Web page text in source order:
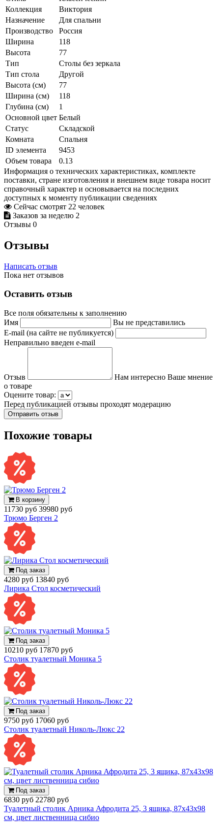
Коллекция
Виктория
Назначение
Для спальни
Производство
Россия
Ширина
118
Высота
77
Тип
Столы без зеркала
Тип стола
Другой
Высота (см)
77
Ширина (см)
118
Глубина (см)
1
Основной цвет Белый
Статус
Складской
Комната
Спальня
ID элемента
9453
Объем товара
0.13
Информация о технических характеристиках, комплекте
поставки, стране изготовления и внешнем виде товара носит
справочный характер и основывается на последних
доступных к моменту публикации сведениях
Сейчас смотрят 22 человек
Заказов за неделю 2
Отзывы 0
Отзывы
Написать отзыв
Пока нет отзывов
Оставить отзыв
Все поля обязательны к заполнению
Имя
Вы не представились
E-mail (на сайте не публикуется)
Неправильно введен e-mail
Отзыв
Нам интересно Ваше мнение
о товаре
Оцените товар:
Перед публикацией отзывы проходят модерацию
Похожие товары
В корзину
11730 руб 39980 руб
Трюмо Берген 2
Под заказ
4280 руб 13840 руб
Лирика Стол косметический
Под заказ
10210 руб 17870 руб
Столик туалетный Моника 5
Под заказ
9750 руб 17060 руб
Столик туалетный Николь-Люкс 22
Под заказ
6830 руб 22780 руб
Туалетный столик Арника Афродита 25, 3 ящика, 87х43х98
см, цвет лиственница сибио